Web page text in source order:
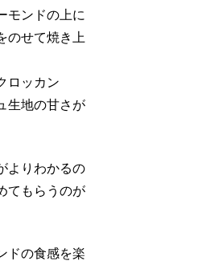
モンドの上に
のせて焼き上
生地の甘さが
よりわかるの
てもらうのが
ドの食感を楽